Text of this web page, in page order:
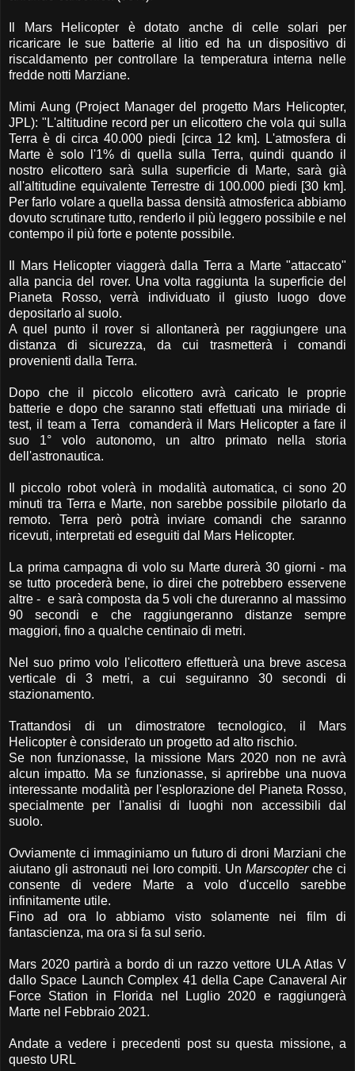
Il Mars Helicopter è dotato anche di celle solari per
ricaricare le sue batterie al litio ed ha un dispositivo di
riscaldamento per controllare la temperatura interna nelle
fredde notti Marziane.
Mimi Aung (Project Manager del progetto Mars Helicopter,
JPL): "L'altitudine record per un elicottero che vola qui sulla
Terra è di circa 40.000 piedi [circa 12 km]. L'atmosfera di
Marte è solo l'1% di quella sulla Terra, quindi quando il
nostro elicottero sarà sulla superficie di Marte, sarà già
all'altitudine equivalente Terrestre di 100.000 piedi [30 km].
Per farlo volare a quella bassa densità atmosferica abbiamo
dovuto scrutinare tutto, renderlo il più leggero possibile e nel
contempo il più forte e potente possibile.
Il Mars Helicopter viaggerà dalla Terra a Marte "attaccato"
alla pancia del rover. Una volta raggiunta la superficie del
Pianeta Rosso, verrà individuato il giusto luogo dove
depositarlo al suolo.
A quel punto il rover si allontanerà per raggiungere una
distanza di sicurezza, da cui trasmetterà i comandi
provenienti dalla Terra.
Dopo che il piccolo elicottero avrà caricato le proprie
batterie e dopo che saranno stati effettuati una miriade di
test, il team a Terra comanderà il Mars Helicopter a fare il
suo 1° volo autonomo, un altro primato nella storia
dell'astronautica.
Il piccolo robot volerà in modalità automatica, ci sono 20
minuti tra Terra e Marte, non sarebbe possibile pilotarlo da
remoto. Terra però potrà inviare comandi che saranno
ricevuti, interpretati ed eseguiti dal Mars Helicopter.
La prima campagna di volo su Marte durerà 30 giorni - ma
se tutto procederà bene, io direi che potrebbero esservene
altre - e sarà composta da 5 voli che dureranno al massimo
90 secondi e che raggiungeranno distanze sempre
maggiori, fino a qualche centinaio di metri.
Nel suo primo volo l'elicottero effettuerà una breve ascesa
verticale di 3 metri, a cui seguiranno 30 secondi di
stazionamento.
Trattandosi di un dimostratore tecnologico, il Mars
Helicopter è considerato un progetto ad alto rischio.
Se non funzionasse, la missione Mars 2020 non ne avrà
alcun impatto. Mase funzionasse, si aprirebbe una nuova
interessante modalità per l'esplorazione del Pianeta Rosso,
specialmente per l'analisi di luoghi non accessibili dal
suolo.
Ovviamente ci immaginiamo un futuro di droni Marziani che
aiutano gli astronauti nei loro compiti. UnMarscopterche ci
consente di vedere Marte a volo d'uccello sarebbe
infinitamente utile.
Fino ad ora lo abbiamo visto solamente nei film di
fantascienza, ma ora si fa sul serio.
Mars 2020 partirà a bordo di un razzo vettore ULA Atlas V
dallo Space Launch Complex 41 della Cape Canaveral Air
Force Station in Florida nel Luglio 2020 e raggiungerà
Marte nel Febbraio 2021.
Andate a vedere i precedenti post su questa missione, a
questo URL